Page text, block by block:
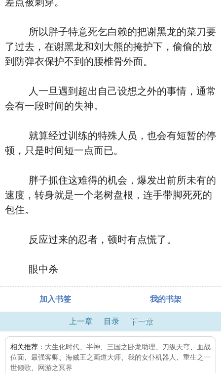
所以胖子特意死乞白赖的把谢黑龙的菜刀要
了过去，在谢黑龙和刘大熊的掩护下，偷偷的放
到防弹衣保护不到的腰椎骨外面。
人一旦遇到超出自己设想之外的事情，通常
会有一段时间的失神。
就算经过训练的特殊人员，也会有短暂的停
顿，只是时间短一点而已。
胖子抓住这难得的机会，爆发出前所未有的
速度，转身就是一个老树盘根，连手带脚死死的
包住。
反应过来的忍者，顿时有点慌了。
眼中杀
加入书签 我的书架
上一章 目录 下一章
相关推荐： 大生化时代 半神 三国之卧龙助理 刀纵天穹
血战
位面
最强客卿 海贼王之画道大师 我的女仆机器人
重生之一
世倾歌
网游之冥界